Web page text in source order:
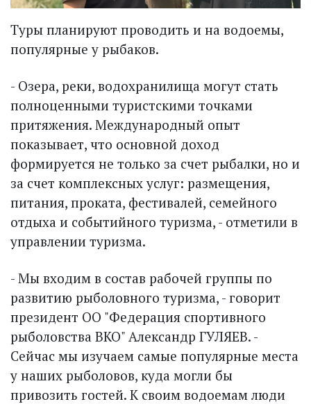
Туры планируют проводить и на водоемы,
популярные у рыбаков.
- Озера, реки, водохранилища могут стать
полноценными туристскими точками
притяжения. Международный опыт
показывает, что основной доход
формируется не только за счет рыбалки, но и
за счет комплексных услуг: размещения,
питания, проката, фестивалей, семейного
отдыха и событийного туризма, - отметили в
управлении туризма.
- Мы входим в состав рабочей группы по
развитию рыболовного туризма, - говорит
президент ОО "Федерация спортивного
рыболовства ВКО" Александр ГУЛЯЕВ. -
Сейчас мы изучаем самые популярные места
у наших рыболовов, куда могли бы
привозить гостей. К своим водоемам люди